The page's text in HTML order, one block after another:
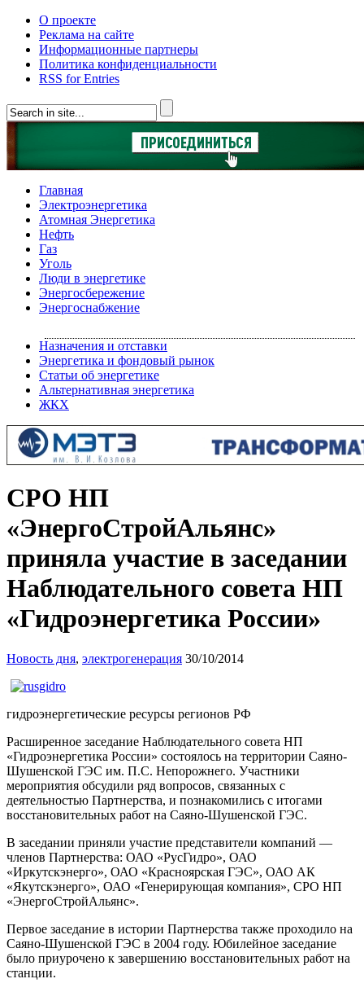
О проекте
Реклама на сайте
Информационные партнеры
Политика конфиденциальности
RSS for Entries
Главная
Электроэнергетика
Атомная Энергетика
Нефть
Газ
Уголь
Люди в энергетике
Энергосбережение
Энергоснабжение
Назначения и отставки
Энергетика и фондовый рынок
Статьи об энергетике
Альтернативная энергетика
ЖКХ
СРО НП
«ЭнергоСтройАльянс»
приняла участие в заседании
Наблюдательного совета НП
«Гидроэнергетика России»
Новость дня, электрогенерация 30/10/2014
гидроэнергетические ресурсы регионов РФ
Расширенное заседание Наблюдательного совета НП
«Гидроэнергетика России» состоялось на территории Саяно-
Шушенской ГЭС им. П.С. Непорожнего. Участники
мероприятия обсудили ряд вопросов, связанных с
деятельностью Партнерства, и познакомились с итогами
восстановительных работ на Саяно-Шушенской ГЭС.
В заседании приняли участие представители компаний —
членов Партнерства: ОАО «РусГидро», ОАО
«Иркутскэнерго», ОАО «Красноярская ГЭС», ОАО АК
«Якутскэнерго», ОАО «Генерирующая компания», СРО НП
«ЭнергоСтройАльянс».
Первое заседание в истории Партнерства также проходило на
Саяно-Шушенской ГЭС в 2004 году. Юбилейное заседание
было приурочено к завершению восстановительных работ на
станции.